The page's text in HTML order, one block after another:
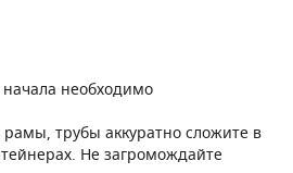
начала необходимо
трубы аккуратно сложите в
Не загромождайте